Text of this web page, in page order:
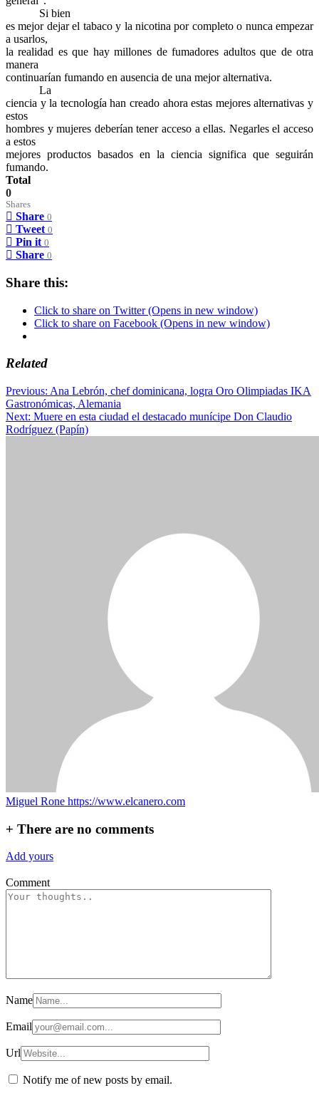
Si bien
es mejor dejar el tabaco y la nicotina por completo o nunca empezar
a usarlos,
la realidad es que hay millones de fumadores adultos que de otra
manera
continuarían fumando en ausencia de una mejor alternativa.
La
ciencia y la tecnología han creado ahora estas mejores alternativas y
estos
hombres y mujeres deberían tener acceso a ellas. Negarles el acceso
a estos
mejores productos basados en la ciencia significa que seguirán
fumando.
Total
0
Shares
Share 0
Tweet 0
Pin it 0
Share 0
Share this:
Click to share on Twitter (Opens in new window)
Click to share on Facebook (Opens in new window)
Related
Post
navigation
Previous: Ana Lebrón, chef dominicana, logra Oro Olimpiadas IKA
Gastronómicas, Alemania
Next: Muere en esta ciudad el destacado munícipe Don Claudio
Rodríguez (Papín)
Miguel Rone https://www.elcanero.com
+ There are no comments
Add yours
Comment
Name
Email
Url
Notify me of new posts by email.